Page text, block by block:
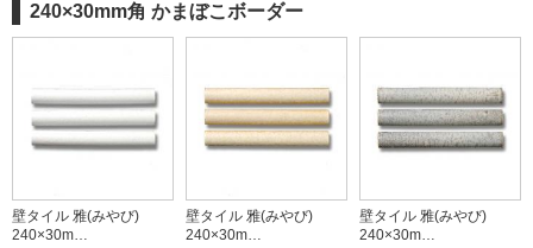
240×30mm角 かまぼこボーダー
壁タイル 雅(みやび)
240×30m…
壁タイル 雅(みやび)
240×30m…
壁タイル 雅(みやび)
240×30m…